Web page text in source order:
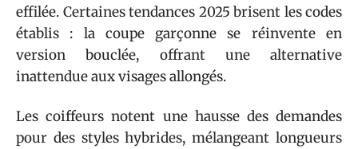
effilée. Certaines tendances 2025 brisent les codes
établis : la coupe garçonne se réinvente en
version bouclée, offrant une alternative
inattendue aux visages allongés.
Les coiffeurs notent une hausse des demandes
pour des styles hybrides, mélangeant longueurs